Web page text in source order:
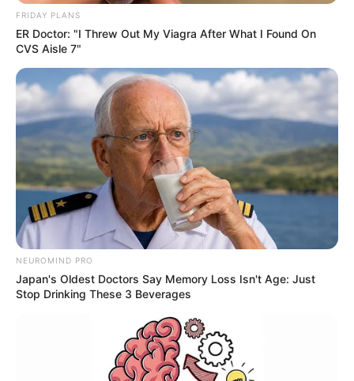
Deputados.
—Foto/Reprodução/CONACS.
Saiba os detalhes da Mobilização da direção da CONACS em
Brasília pelo PLP 185.
Publicado
noJASB em 11.dezembro.2025. Atualizado
12.dezembro.2025.
WhatsApp: Rede do JASB |A mobilização realizada por alguns
diretores da CONACS em Brasília nos dias 9 e 10 de dezembro
buscou garantir a tramitação do PLP 185
na Câmara dos
Deputados. Saiba mais detalhes!
FRIDAY PLANS
ER Doctor: "I Threw Out My Viagra After What I Found On
CVS Aisle 7"
NEUROMIND PRO
Japan's Oldest Doctors Say Memory Loss Isn't Age: Just
Stop Drinking These 3 Beverages